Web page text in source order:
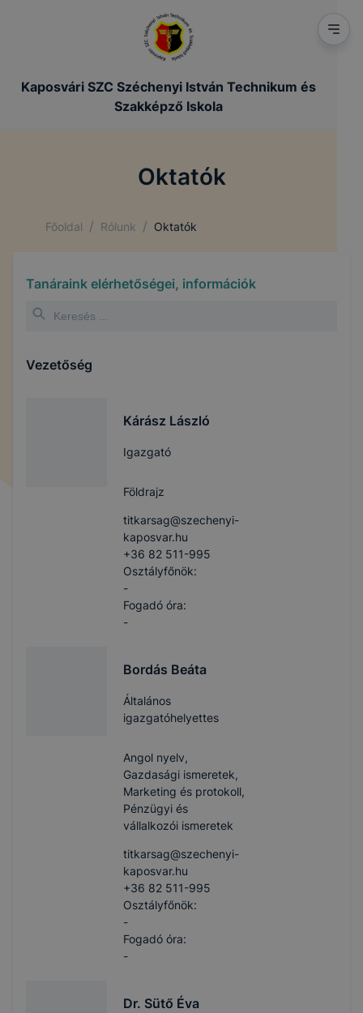
Kaposvári SZC Széchenyi István Technikum és
Szakképző Iskola
Oktatók
Főoldal / Rólunk / Oktatók
Tanáraink elérhetőségei, információk
Vezetőség
Kárász László
Igazgató
Földrajz
titkarsag​@szechenyi-
kaposvar.hu
+36 82 511-995
Osztályfőnök:
-
Fogadó óra:
-
Bordás Beáta
Általános
igazgatóhelyettes
Angol nyelv,
Gazdasági ismeretek,
Marketing és protokoll,
Pénzügyi és
vállalkozói ismeretek
titkarsag​@szechenyi-
kaposvar.hu
+36 82 511-995
Osztályfőnök:
-
Fogadó óra:
-
Dr. Sütő Éva